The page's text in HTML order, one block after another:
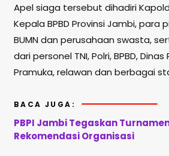
Apel siaga tersebut dihadiri
Kepala BPBD Provinsi Jambi,
BUMN dan perusahaan swasta,
dari personel TNI, Polri, BPBD,
Pramuka, relawan dan berbagai
BACA JUGA:
PBPI Jambi Tegaskan
Rekomendasi Organisasi